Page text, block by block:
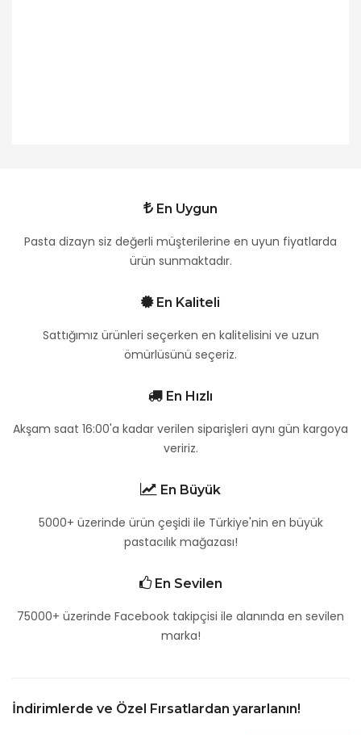
En Uygun
Pasta dizayn siz değerli müşterilerine en uyun fiyatlarda
ürün sunmaktadır.
En Kaliteli
Sattığımız ürünleri seçerken en kalitelisini ve uzun
ömürlüsünü seçeriz.
En Hızlı
Akşam saat 16:00'a kadar verilen siparişleri aynı gün kargoya
veririz.
En Büyük
5000+ üzerinde ürün çeşidi ile Türkiye'nin en büyük
pastacılık mağazası!
En Sevilen
75000+ üzerinde Facebook takipçisi ile alanında en sevilen
marka!
İndirimlerde ve Özel Fırsatlardan yararlanın!